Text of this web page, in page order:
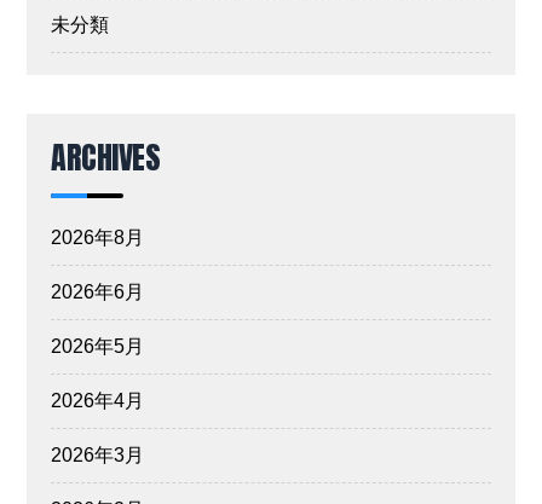
未分類
ARCHIVES
2026年8月
2026年6月
2026年5月
2026年4月
2026年3月